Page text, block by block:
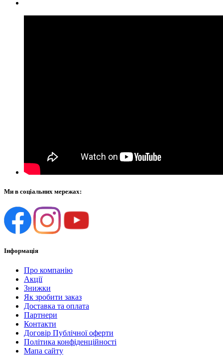
Ми в соціальних мережах:
Інформація
Про компанію
Акції
Знижки
Як зробити заказ
Доставка та оплата
Партнери
Контакти
Договір Публічної оферти
Політика конфіденційності
Мапа сайту